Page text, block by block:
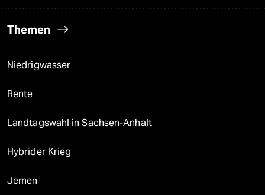
Themen
Niedrigwasser
Rente
Landtagswahl in Sachsen-Anhalt
Hybrider Krieg
Jemen